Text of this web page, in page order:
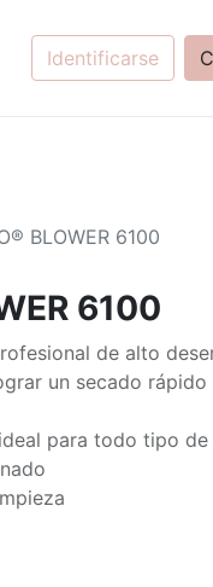
Identificarse
BLOWER 6100
6100
de alto
un secado rápido
para todo tipo de